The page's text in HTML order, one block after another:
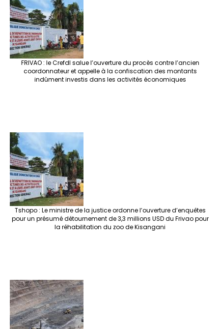
FRIVAO : le Crefdl salue l’ouverture du procès contre l’ancien
coordonnateur et appelle à la confiscation des montants
indûment investis dans les activités économiques
Tshopo : Le ministre de la justice ordonne l’ouverture d’enquêtes
pour un présumé détournement de 3,3 millions USD du Frivao pour
la réhabilitation du zoo de Kisangani